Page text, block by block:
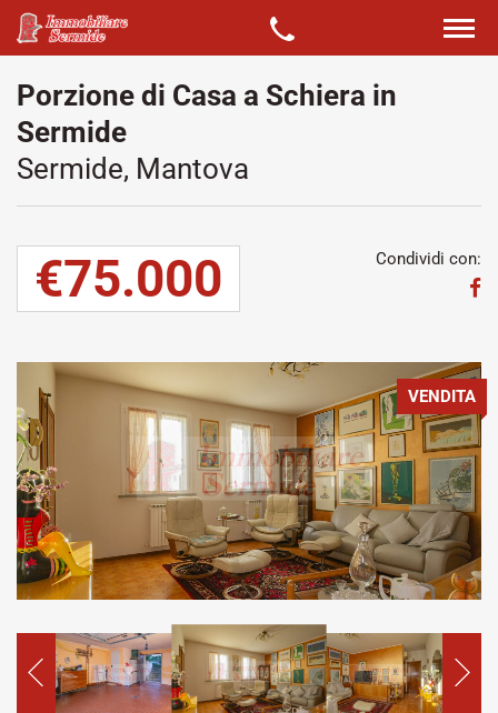
Porzione di Casa a Schiera in
Sermide
Sermide, Mantova
€75.000 Condividi con:
VENDITA